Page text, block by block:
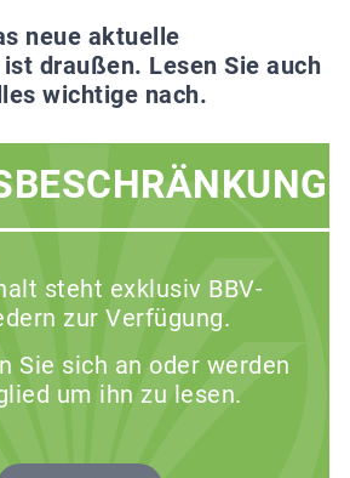
neue aktuelle
draußen. Lesen Sie auch
wichtige nach.
steht exklusiv BBV-
zur Verfügung.
Sie sich an oder werden
um ihn zu lesen.